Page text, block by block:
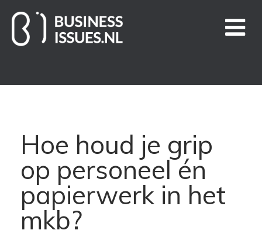
Home
Business Issues blogs
Nieuws
Hoe houd je grip
op personeel én
papierwerk in het
mkb?